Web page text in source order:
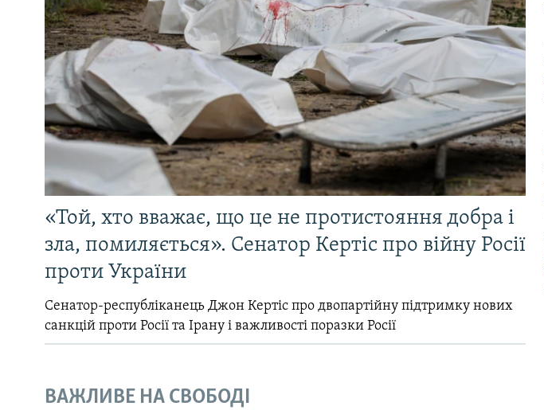
«Той, хто вважає, що це не протистояння добра і
зла, помиляється». Сенатор Кертіс про війну Росії
проти України
Сенатор-республіканець Джон Кертіс про двопартійну підтримку нових
санкцій проти Росії та Ірану і важливості поразки Росії
ВАЖЛИВЕ НА СВОБОДІ